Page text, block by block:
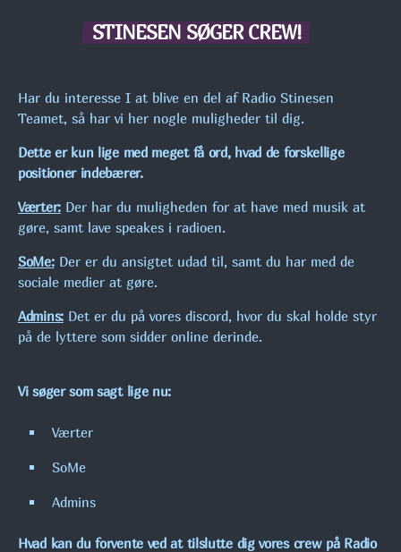
UGENS CHART
NYHEDER
IOS.
NY HJEMMESIDE AKTIVERES!
SE FLERE chevron_right
KOMMENDE SHOWS
09:00 - 16:00
MAXIMUM MUSIC!
STINESEN SØGER CREW!
Har du interesse I at blive en del af Radio Stinesen
Teamet, så har vi her nogle muligheder til dig.
Dette er kun lige med meget få ord, hvad de forskellige
positioner indebærer.
Værter:Der har du muligheden for at have med musik at
gøre, samt lave speakes i radioen.
SoMe:Der er du ansigtet udad til, samt du har med de
sociale medier at gøre.
Admins:Det er du på vores discord, hvor du skal holde styr
på de lyttere som sidder online derinde.
Vi søger som sagt lige nu:
Værter
SoMe
Admins
Hvad kan du forvente ved at tilslutte dig vores crew på Radio